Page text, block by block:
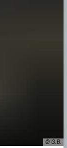
© G.B.